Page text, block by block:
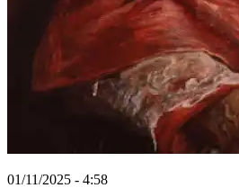
01/11/2025 - 4:58